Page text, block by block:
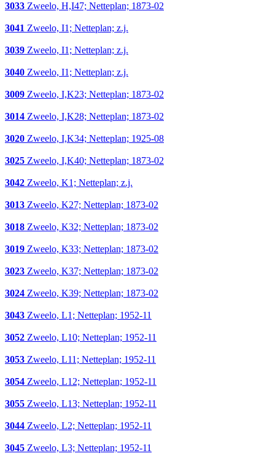
3033 Zweelo, H,I47; Netteplan; 1873-02
3041 Zweelo, I1; Netteplan; z.j.
3039 Zweelo, I1; Netteplan; z.j.
3040 Zweelo, I1; Netteplan; z.j.
3009 Zweelo, I,K23; Netteplan; 1873-02
3014 Zweelo, I,K28; Netteplan; 1873-02
3020 Zweelo, I,K34; Netteplan; 1925-08
3025 Zweelo, I,K40; Netteplan; 1873-02
3042 Zweelo, K1; Netteplan; z.j.
3013 Zweelo, K27; Netteplan; 1873-02
3018 Zweelo, K32; Netteplan; 1873-02
3019 Zweelo, K33; Netteplan; 1873-02
3023 Zweelo, K37; Netteplan; 1873-02
3024 Zweelo, K39; Netteplan; 1873-02
3043 Zweelo, L1; Netteplan; 1952-11
3052 Zweelo, L10; Netteplan; 1952-11
3053 Zweelo, L11; Netteplan; 1952-11
3054 Zweelo, L12; Netteplan; 1952-11
3055 Zweelo, L13; Netteplan; 1952-11
3044 Zweelo, L2; Netteplan; 1952-11
3045 Zweelo, L3; Netteplan; 1952-11